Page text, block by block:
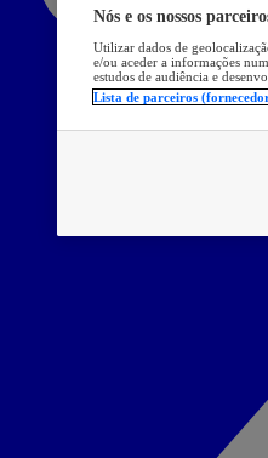
Nós e os nossos
Utilizar dados de
e/ou aceder a informações
estudos de audiência e
Lista de parceiros